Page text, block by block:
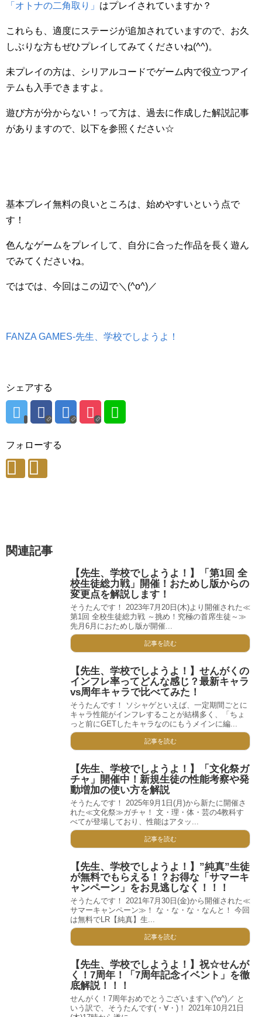
「オトナの二角取り」 はプレイされていますか？
これらも、適度にステージが追加されていますので、お久
しぶりな方もぜひプレイしてみてくださいね(^^)。
未プレイの方は、シリアルコードでゲーム内で役立つアイ
テムも入手できますよ。
遊び方が分からない！って方は、過去に作成した解説記事
がありますので、以下を参照ください☆
基本プレイ無料の良いところは、始めやすいという点で
す！
色んなゲームをプレイして、自分に合った作品を長く遊ん
でみてくださいね。
ではでは、今回はこの辺で＼(^o^)／
FANZA GAMES-先生、学校でしようよ！
シェアする
フォローする
関連記事
【先生、学校でしようよ！】「第1回 全
校生徒総力戦」開催！おためし版からの
変更点を解説します！
そうたんです！ 2023年7月20日(木)より開催された≪
第1回 全校生徒総力戦 ～挑め！究極の首席生徒～≫
先月6月におためし版が開催...
記事を読む
【先生、学校でしようよ！】せんがくの
インフレ率ってどんな感じ？最新キャラ
vs周年キャラで比べてみた！
そうたんです！ ソシャゲといえば、一定期間ごとに
キャラ性能がインフレすることが結構多く、「ちょ
っと前にGETしたキャラなのにもうメインに編...
記事を読む
【先生、学校でしようよ！】「文化祭ガ
チャ」開催中！新規生徒の性能考察や発
動増加の使い方を解説
そうたんです！ 2025年9月1日(月)から新たに開催さ
れた≪文化祭≫ガチャ！ 文・理・体・芸の4教科す
べてが登場しており、性能はアタッ...
記事を読む
【先生、学校でしようよ！】”純真”生徒
が無料でもらえる！？お得な「サマーキ
ャンペーン」をお見逃しなく！！！
そうたんです！ 2021年7月30日(金)から開催された≪
サマーキャンペーン≫！ な・な・な・なんと！ 今回
は無料でLR【純真】生...
記事を読む
【先生、学校でしようよ！】祝☆せんが
く！7周年！「7周年記念イベント」を徹
底解説！！！
せんがく！7周年おめでとうございます＼(^o^)／ と
いう訳で、そうたんです(・∀・)！ 2021年10月21日